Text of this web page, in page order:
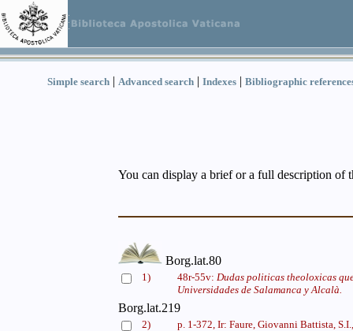
Simple search | Advanced search | Indexes | Bibliographic
You can display a brief or a full description of
Borg.lat.80
1) 48r-55v: Dudas politicas theoloxicas
Universidades de Salamanca y Alcalà.
Borg.lat.219
2) p. 1-372, Ir: Faure, Giovanni Battista,